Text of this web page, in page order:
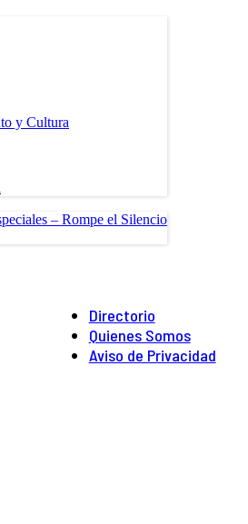
y Cultura
– Rompe el Silencio
Directorio
Quienes Somos
Aviso de Privacidad